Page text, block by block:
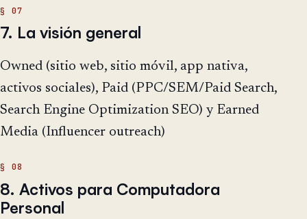
7. La visión general
Owned (sitio web, sitio móvil, app nativa,
activos sociales), Paid (PPC/SEM/Paid Search,
Search Engine Optimization SEO) y Earned
Media (Influencer outreach)
8. Activos para Computadora
Personal